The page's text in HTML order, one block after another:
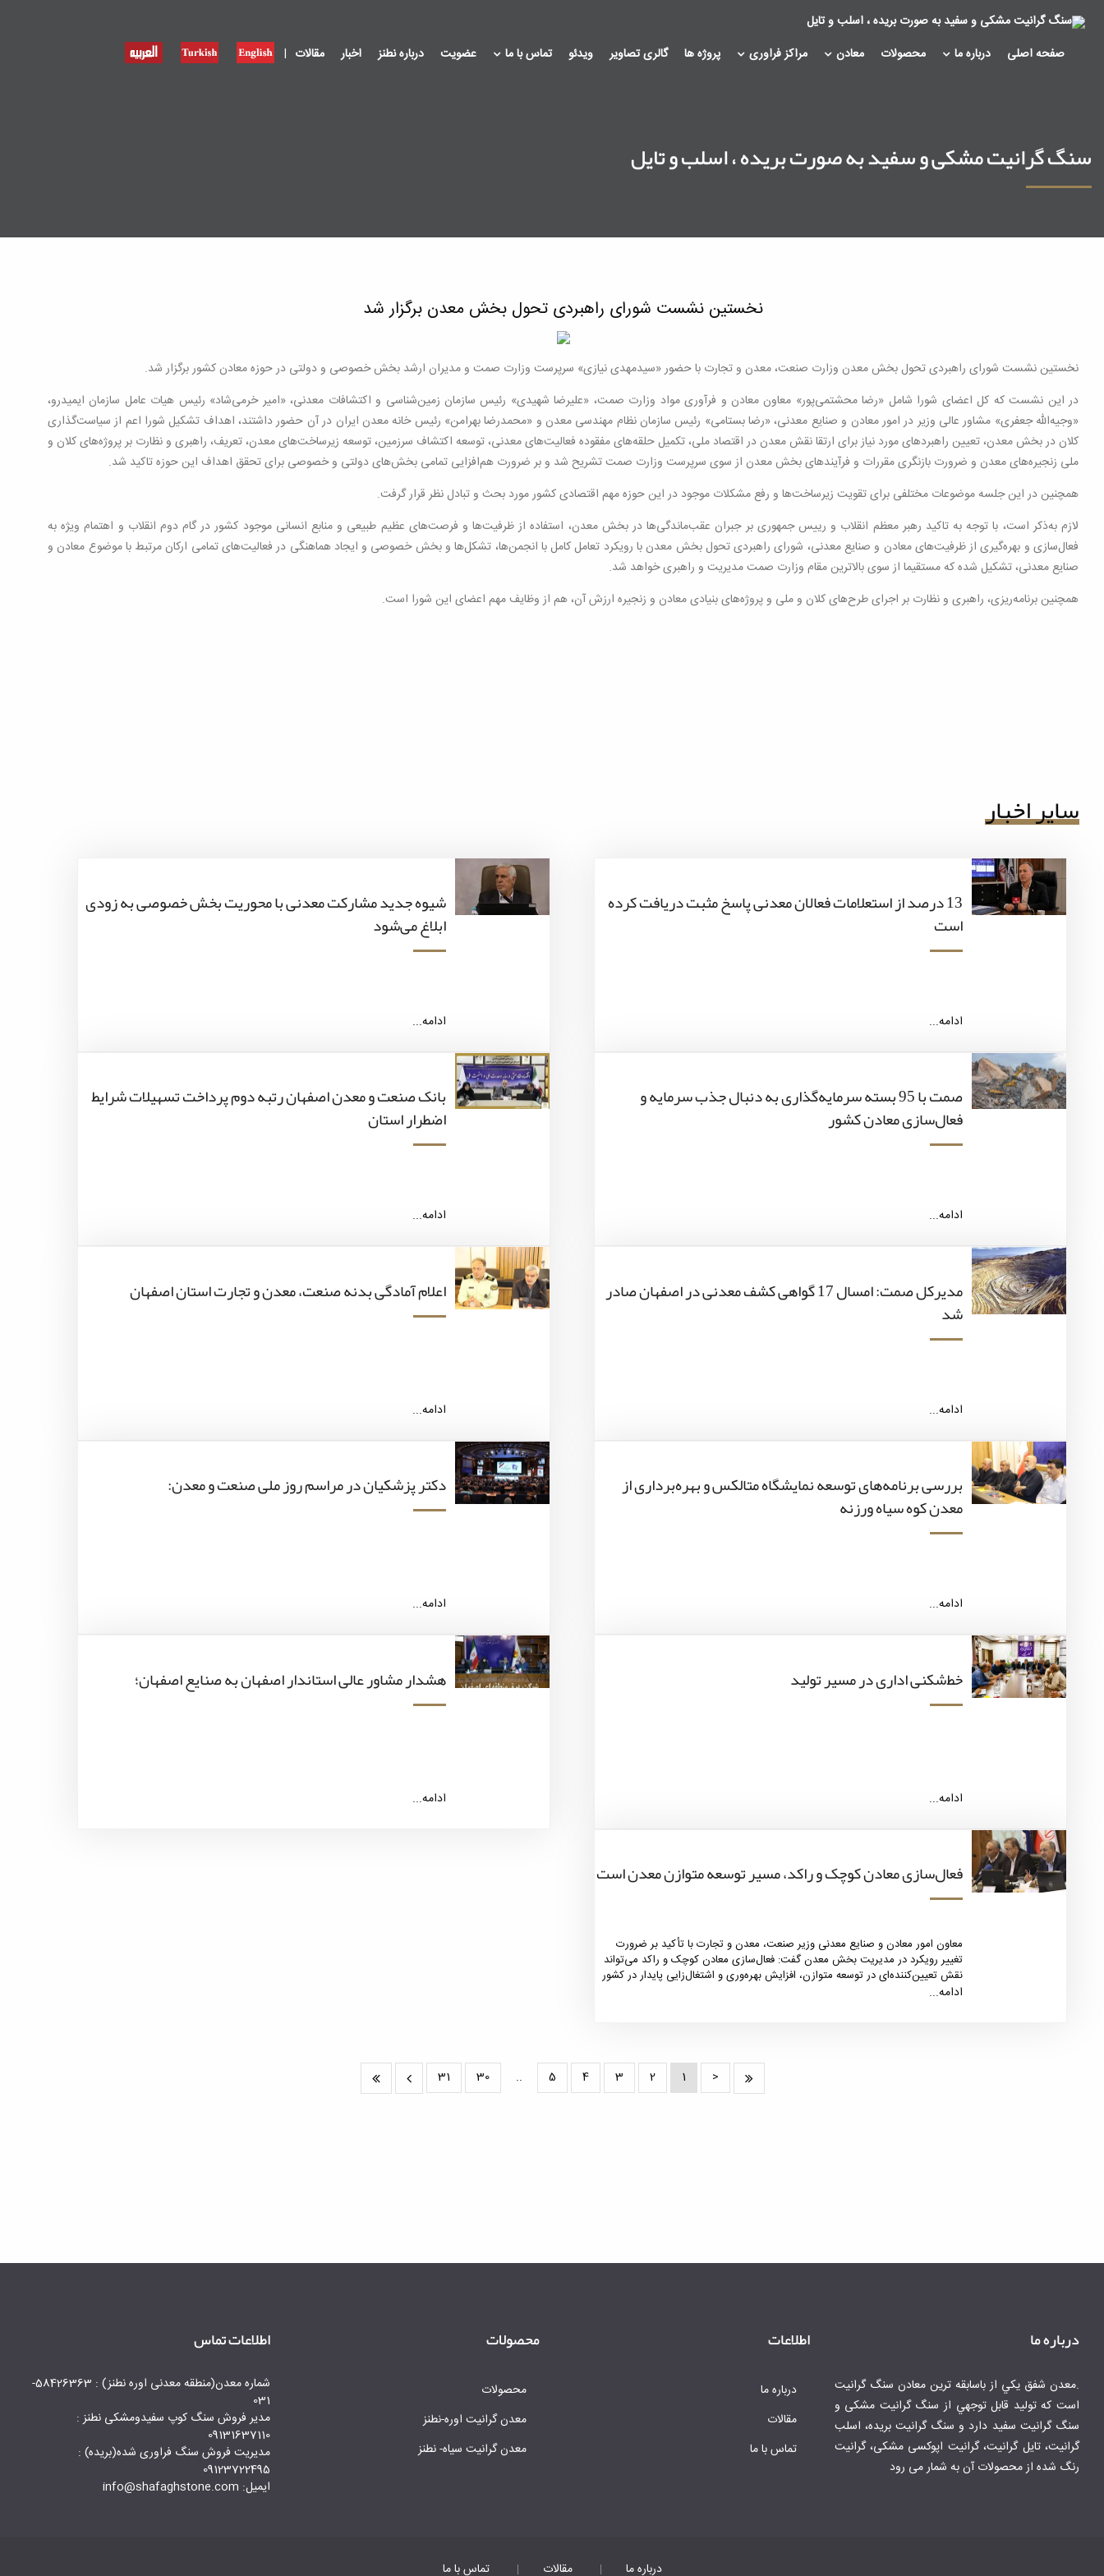
صفحه اصلی درباره ما محصولات معادن مراکز فراوری پروژه ها گالری تصاویر ویدئو تماس با ما عضویت درباره نطنز اخبار مقالات |
سنگ گرانیت مشکی و سفید به صورت بریده ، اسلب و تایل
نخستین نشست شورای راهبردی تحول بخش معدن برگزار شد
نخستین نشست شورای راهبردی تحول بخش معدن وزارت صنعت، معدن و تجارت با حضور «سیدمهدی نیازی» سرپرست وزارت صمت و مدیران ارشد بخش خصوصی و دولتی در حوزه معادن کشور برگزار شد.
در این نشست که کل اعضای شورا شامل «رضا محشتمی‌پور» معاون معادن و فرآوری مواد وزارت صمت، «علیرضا شهیدی» رئیس سازمان زمین‌شناسی و اکتشافات معدنی، «امیر خرمی‌شاد» رئیس هیات عامل سازمان ایمیدرو،
«وجیه‌الله جعفری» مشاور عالی وزیر در امور معادن و صنایع معدنی، «رضا بستامی» رئیس سازمان نظام مهندسی معدن و «محمدرضا بهرامن» رئیس خانه معدن ایران در آن حضور داشتند، اهداف تشکیل شورا اعم از سیاست‌گذاری
کلان در بخش معدن، تعیین راهبردهای مورد نیاز برای ارتقا نقش معدن در اقتصاد ملی، تکمیل حلقه‌های مفقوده فعالیت‌های معدنی، توسعه اکتشاف سرزمین، توسعه زیرساخت‌های معدن، تعریف، راهبری و نظارت بر پروژه‌های کلان و
ملی زنجیره‌های معدن و ضرورت بازنگری مقررات و فرآیندهای بخش معدن از سوی سرپرست وزارت صمت تشریح شد و بر ضرورت هم‌افزایی تمامی بخش‌های دولتی و خصوصی برای تحقق اهداف این حوزه تاکید شد.
همچنین در این جلسه موضوعات مختلفی برای تقویت زیرساخت‌ها و رفع مشکلات موجود در این حوزه مهم اقتصادی کشور مورد بحث و تبادل نظر قرار گرفت.
لازم به‌ذکر است، با توجه به تاکید رهبر معظم انقلاب و رییس جمهوری بر جبران عقب‌ماندگی‌ها در بخش معدن، استفاده از ظرفیت‌ها و فرصت‌های عظیم طبیعی و منابع انسانی موجود کشور در گام دوم انقلاب و اهتمام ویژه به
فعال‌سازی و بهره‌گیری از ظرفیت‌های معادن و صنایع معدنی، شورای راهبردی تحول بخش معدن با رویکرد تعامل کامل با انجمن‌ها، تشکل‌ها و بخش خصوصی و ایجاد هماهنگی در فعالیت‌های تمامی ارکان مرتبط با موضوع معادن و
صنایع معدنی، تشکیل شده که مستقیما از سوی بالاترین مقام وزارت صمت مدیریت و راهبری خواهد شد.
همچنین برنامه‌ریزی، راهبری و نظارت بر اجرای طرح‌های کلان و ملی و پروژه‌های بنیادی معادن و زنجیره ارزش آن، هم از وظایف مهم اعضای این شورا است.
سایر اخبار
13 درصد از استعلامات فعالان معدنی پاسخ مثبت دریافت کرده
است
ادامه...
شیوه جدید مشارکت معدنی با محوریت بخش خصوصی به زودی
ابلاغ می‌شود
ادامه...
صمت با 95 بسته سرمایه‌گذاری به دنبال جذب سرمایه و
فعال‌سازی معادن کشور
ادامه...
بانک صنعت و معدن اصفهان رتبه دوم پرداخت تسهیلات شرایط
اضطرار استان
ادامه...
مدیرکل صمت: امسال 17 گواهی کشف معدنی در اصفهان صادر
شد
ادامه...
اعلام آمادگی بدنه صنعت، معدن و تجارت استان اصفهان
ادامه...
بررسی برنامه‌های توسعه نمایشگاه متالکس و بهره‌برداری از
معدن کوه سیاه ورزنه
ادامه...
دکتر پزشکیان در مراسم روز ملی صنعت و معدن:
ادامه...
خط‌شکنی اداری در مسیر تولید
ادامه...
هشدار مشاور عالی استاندار اصفهان به صنایع اصفهان؛
ادامه...
فعال‌سازی معادن کوچک و راکد، مسیر توسعه متوازن معدن است
معاون امور معادن و صنایع معدنی وزیر صنعت، معدن و تجارت با تأکید بر ضرورت
تغییر رویکرد در مدیریت بخش معدن گفت: فعال‌سازی معادن کوچک و راکد می‌تواند
نقش تعیین‌کننده‌ای در توسعه متوازن، افزایش بهره‌وری و اشتغال‌زایی پایدار در کشور
ایفا کند.
ادامه...
<
1
2
3
4
5
..
30
31
درباره ما
.معدن شفق يكي از باسابقه ترين معادن سنگ گرانيت
است كه توليد قابل توجهي از سنگ گرانیت مشکی و
سنگ گرانیت سفید دارد و سنگ گرانیت بریده، اسلب
گرانیت، تایل گرانیت، گرانیت اپوکسی مشکی، گرانیت
رنگ شده از محصولات آن به شمار می رود
اطلاعات
درباره ما
مقالات
تماس با ما
محصولات
محصولات
معدن گرانیت اوره-نطنز
معدن گرانیت سیاه- نطنز
اطلاعات تماس
شماره معدن(منطقه معدنی اوره نطنز) : 58426363-
031
مدیر فروش سنگ کوپ سفیدومشکی نطنز :
09131637110
مدیریت فروش سنگ فراوری شده(بریده) :
09123722495
ایمیل: info@shafaghstone.com
درباره ما مقالات تماس با ما